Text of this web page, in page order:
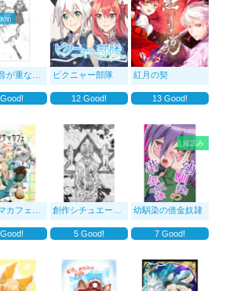
が重なる-踊り子
Good!
ピクニャー部隊
12Good!
紅月の契
13Good!
カフェ 弐号店創作シチュエーション妄想楽描き漫画
5Good!
幼馴染の借金奴隷
縦読み
7Good!